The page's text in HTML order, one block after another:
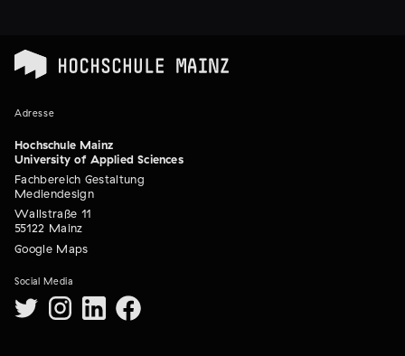
Adresse
Hochschule Mainz
University of Applied Sciences
Fachbereich Gestaltung
Mediendesign
Wallstraße 11
55122 Mainz
Google Maps
Social Media